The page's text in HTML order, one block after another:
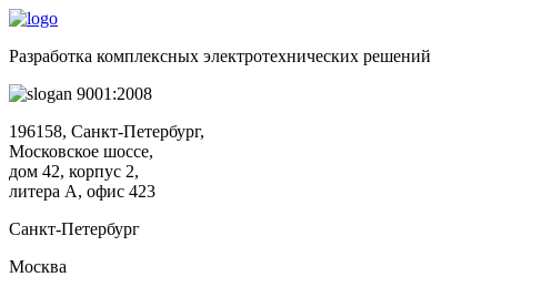
Разработка комплексных электротехнических решений
9001:2008
196158, Санкт-Петербург,
Московское шоссе,
дом 42, корпус 2,
литера А, офис 423
Санкт-Петербург
Москва